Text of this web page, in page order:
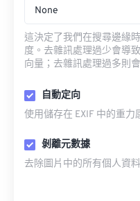
None
這決定了我們在搜尋邊緣
度。去雜訊處理過少會導
向量；去雜訊處理過多則
自動定向
使用儲存在 EXIF 中的重力
剝離元數據
去除圖片中的所有個人資